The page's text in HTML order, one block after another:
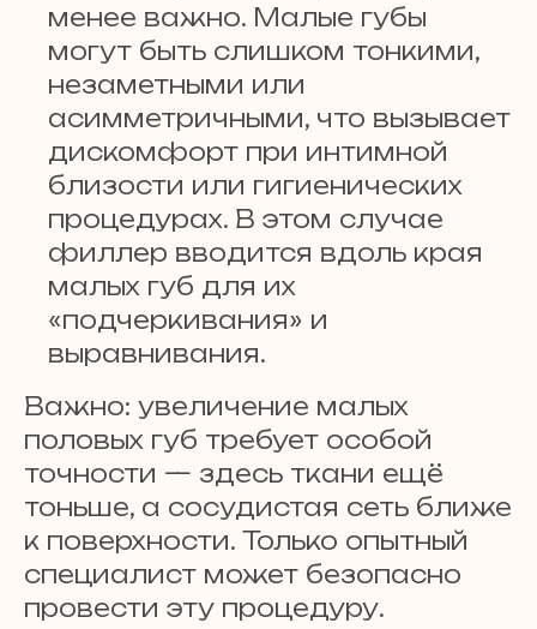
менее важно. Малые губы
могут быть слишком тонкими,
незаметными или
асимметричными, что вызывает
дискомфорт при интимной
близости или гигиенических
процедурах. В этом случае
филлер вводится вдоль края
малых губ для их
«подчеркивания» и
выравнивания.
Важно: увеличение малых
половых губ требует особой
точности — здесь ткани ещё
тоньше, а сосудистая сеть ближе
к поверхности. Только опытный
специалист может безопасно
провести эту процедуру.